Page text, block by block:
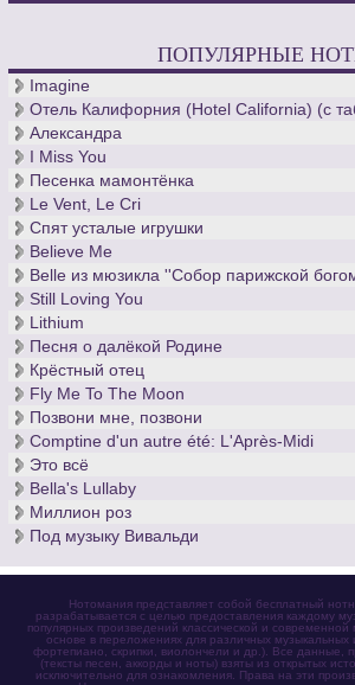
ПОПУЛЯРНЫЕ
Imagine
Отель Калифорния (Hotel California) (с
Александра
I Miss You
Песенка мамонтёнка
Le Vent, Le Cri
Спят усталые игрушки
Believe Me
Belle из мюзикла ''Собор парижской
Still Loving You
Lithium
Песня о далёкой Родине
Крёстный отец
Fly Me To The Moon
Позвони мне, позвони
Comptine d'un autre été: L'Après-Midi
Это всё
Bella's Lullaby
Миллион роз
Под музыку Вивальди
Нотомания представляет собой бесплатный
разрабатывается с целью предоставления каждому
популярных произведений классической и
основе в переложениях для различных музыкальных
фортепиано, скрипки, виолончели и др.). Все данные,
(тексты песен, аккорды и ноты) взяты из открытых
исключительно для ознакомления. Права на эти